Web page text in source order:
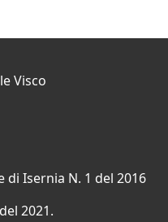
Visco
di Isernia N. 1 del 2016
2021.